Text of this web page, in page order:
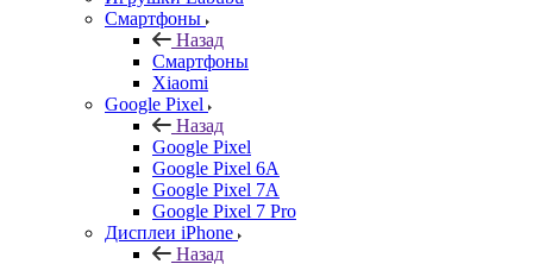
Смартфоны
Назад
Смартфоны
Xiaomi
Google Pixel
Назад
Google Pixel
Google Pixel 6A
Google Pixel 7А
Google Pixel 7 Pro
Дисплеи iPhone
Назад